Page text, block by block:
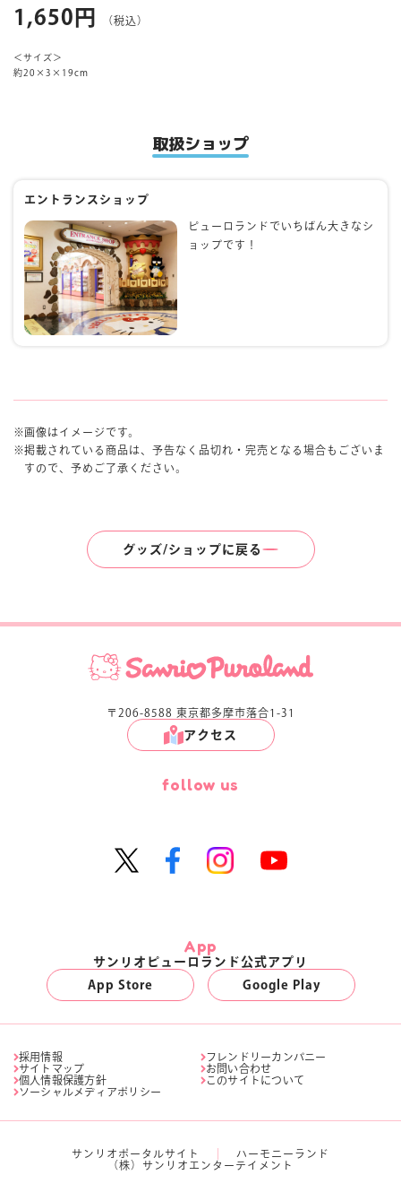
1,650円 （税込）
＜サイズ＞
約20×3×19cm
取扱ショップ
エントランスショップ
ピューロランドでいちばん大きなシ
ョップです！
画像はイメージです。
掲載されている商品は、予告なく品切れ・完売となる場合もございま
すので、予めご了承ください。
グッズ/ショップに戻る
〒206-8588 東京都多摩市落合1-31
アクセス
follow us
App
サンリオピューロランド公式アプリ
App Store
Google Play
採用情報
フレンドリーカンパニー
サイトマップ
お問い合わせ
個人情報保護方針
このサイトについて
ソーシャルメディアポリシー
サンリオポータルサイト
ハーモニーランド
（株）サンリオエンターテイメント